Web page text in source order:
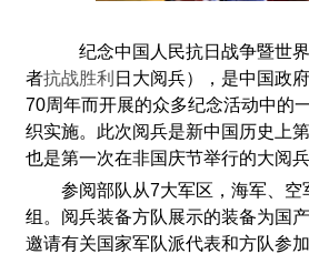
纪念中国人民抗日战争暨世
者抗战胜利 日大阅兵），是中国政
70周年而开展的众多纪念活动中的
织实施。此次阅兵是新中国历史上
也是第一次在非国庆节举行的大阅兵
参阅部队从7大军区，海军、
组。阅兵装备方队展示的装备为国
邀请有关国家军队派代表和方队参加